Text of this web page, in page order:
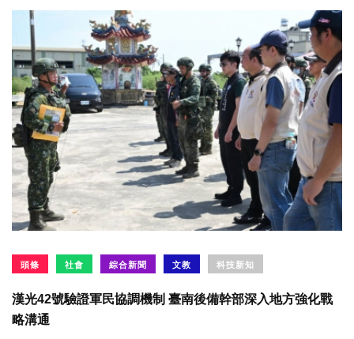
頭條 社會 綜合新聞 文教 科技新知
漢光42號驗證軍民協調機制 臺南後備幹部深入地方強化戰
略溝通